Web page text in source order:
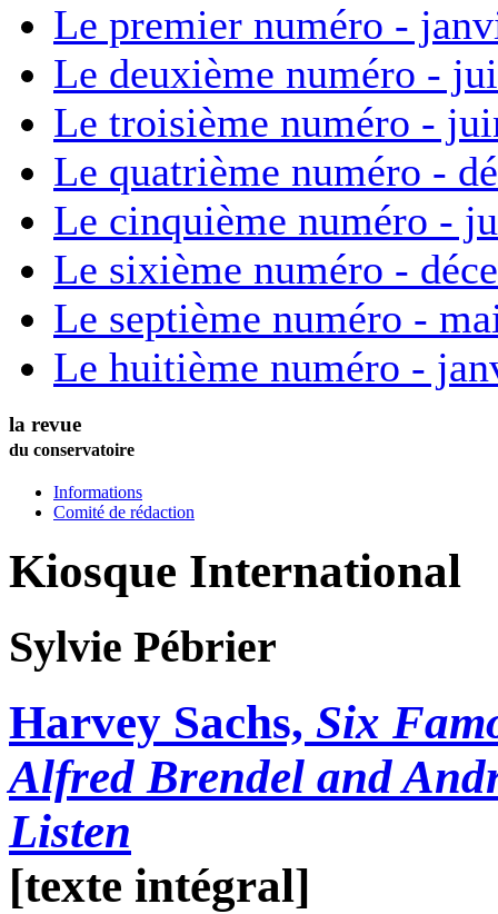
Le premier numéro -
Le deuxième numéro -
Le troisième numéro -
Le quatrième numéro -
Le cinquième numéro -
Le sixième numéro -
Le septième numéro -
Le huitième numéro -
la revue
du conservatoire
Informations
Comité de rédaction
Kiosque International
Sylvie Pébrier
Harvey Sachs, Six
Alfred Brendel and
Listen
[texte intégral]